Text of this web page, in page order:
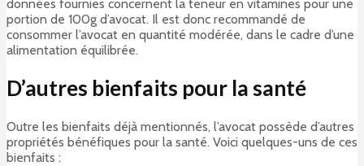
données fournies concernent la teneur en vitamines pour une
portion de 100g d’avocat. Il est donc recommandé de
consommer l’avocat en quantité modérée, dans le cadre d’une
alimentation équilibrée.
D’autres bienfaits pour la santé
Outre les bienfaits déjà mentionnés, l’avocat possède d’autres
propriétés bénéfiques pour la santé. Voici quelques-uns de ces
bienfaits :